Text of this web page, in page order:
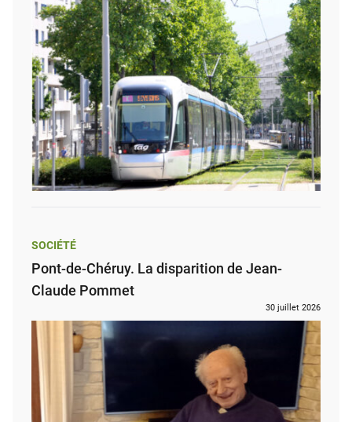
SOCIÉTÉ
Pont-de-Chéruy. La disparition de Jean-
Claude Pommet
30 juillet 2026